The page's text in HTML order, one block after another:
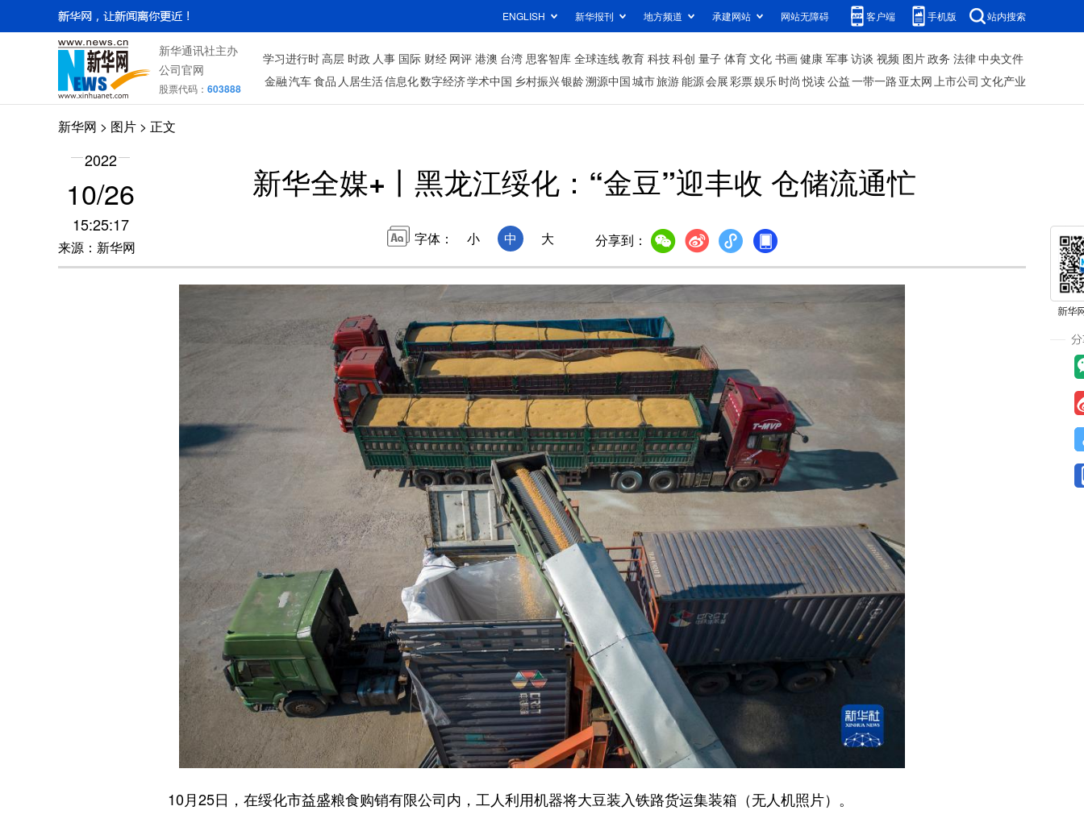
ENGLISH 新华报刊 地方频道 承建网站 网站无障碍 客户端 手机版 站内搜索
新华通讯社主办
公司官网
股票代码： 603888
学习进行时高层 时政 人事 国际 财经 网评 港澳 台湾 思客智库 全球连线教育 科技科创 量子 体育文化 书画健康 军事访谈 视频 图片政务 法律中央文件
金融汽车食品 人居生活信息化数字经济学术中国 乡村振兴银龄溯源中国城市旅游能源会展彩票娱乐时尚 悦读公益一带一路 亚太网上市公司 文化产业
新华网 > 图片 > 正文
2022
10/26
15:25:17
来源：新华网
新华全媒+丨黑龙江绥化：“金豆”迎丰收 仓储流通忙
字体： 小 中 大 分享到：
10月25日，在绥化市益盛粮食购销有限公司内，工人利用机器将大豆装入铁路货运集装箱（无人机照片）。